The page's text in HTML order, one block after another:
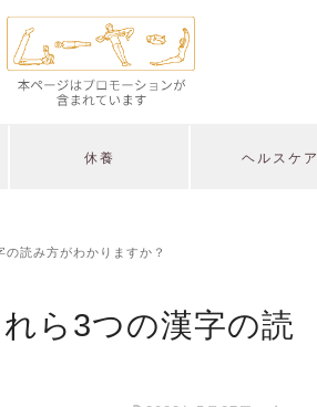
休養 ヘルスケア
の読み方がわかりますか？
ら3つの漢字の読